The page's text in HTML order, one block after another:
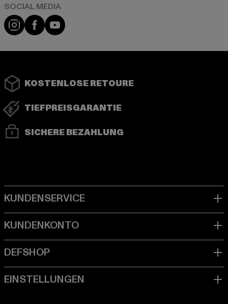
Instagram
FacebookYouTube
KOSTENLOSE RETOURE
TIEFPREISGARANTIE
SICHERE BEZAHLUNG